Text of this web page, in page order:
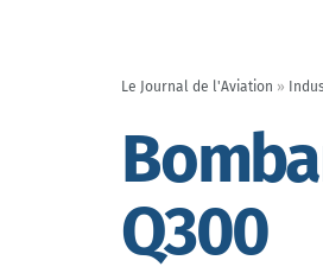
Le Journal de l'Aviation »
Q300